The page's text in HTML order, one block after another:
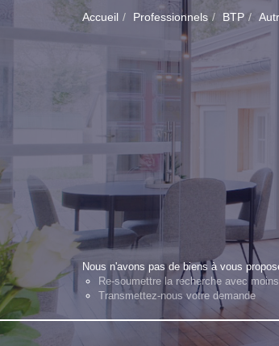
Accueil Professionnels BTP
Nous n'avons pas de biens à vous
Re-soumettre la recherche avec
Transmettez-nous votre demande